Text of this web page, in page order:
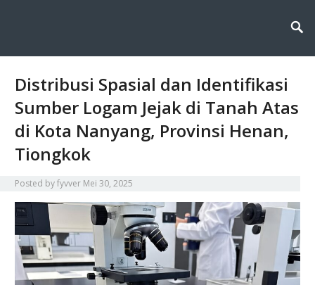
Fyvver: Inovasi dan Edukasi di
Bidang Kimia Lingkungan
Distribusi Spasial dan Identifikasi
Sumber Logam Jejak di Tanah Atas
di Kota Nanyang, Provinsi Henan,
Tiongkok
Posted byfyvver Mei 30, 2025